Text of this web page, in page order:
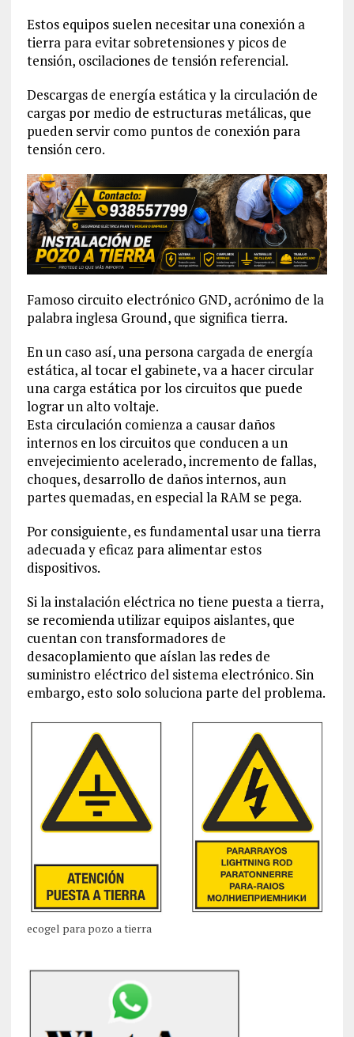
Estos equipos suelen necesitar una conexión a
tierra para evitar sobretensiones y picos de
tensión, oscilaciones de tensión referencial.
Descargas de energía estática y la circulación de
cargas por medio de estructuras metálicas, que
pueden servir como puntos de conexión para
tensión cero.
Famoso circuito electrónico GND, acrónimo de la
palabra inglesa Ground, que significa tierra.
En un caso así, una persona cargada de energía
estática, al tocar el gabinete, va a hacer circular
una carga estática por los circuitos que puede
lograr un alto voltaje.
Esta circulación comienza a causar daños
internos en los circuitos que conducen a un
envejecimiento acelerado, incremento de fallas,
choques, desarrollo de daños internos, aun
partes quemadas, en especial la RAM se pega.
Por consiguiente, es fundamental usar una tierra
adecuada y eficaz para alimentar estos
dispositivos.
Si la instalación eléctrica no tiene puesta a tierra,
se recomienda utilizar equipos aislantes, que
cuentan con transformadores de
desacoplamiento que aíslan las redes de
suministro eléctrico del sistema electrónico. Sin
embargo, esto solo soluciona parte del problema.
ecogel para pozo a tierra